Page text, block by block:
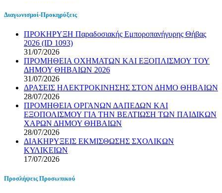
Διαγωνισμοί-Προκηρύξεις
ΠΡΟΚΗΡΥΞΗ Παραδοσιακής Εμποροπανήγυρης Θήβας
2026 (ID 1093)
31/07/2026
ΠΡΟΜΗΘΕΙΑ ΟΧΗΜΑΤΩΝ ΚΑΙ ΕΞΟΠΛΙΣΜΟΥ ΤΟΥ
ΔΗΜΟΥ ΘΗΒΑΙΩΝ 2026
31/07/2026
ΔΡΑΣΕΙΣ ΗΛΕΚΤΡΟΚΙΝΗΣΗΣ ΣΤΟΝ ΔΗΜΟ ΘΗΒΑΙΩΝ
28/07/2026
ΠΡΟΜΗΘΕΙΑ ΟΡΓΑΝΩΝ ΔΑΠΕΔΩΝ ΚΑΙ
ΕΞΟΠΟΛΙΣΜΟΥ ΓΙΑ ΤΗΝ ΒΕΛΤΙΩΣΗ ΤΩΝ ΠΑΙΔΙΚΩΝ
ΧΑΡΩΝ ΔΗΜΟΥ ΘΗΒΑΙΩΝ
28/07/2026
ΔΙΑΚΗΡΥΞΕΙΣ ΕΚΜΙΣΘΩΣΗΣ ΣΧΟΛΙΚΩΝ
ΚΥΛΙΚΕΙΩΝ
17/07/2026
Προσλήψεις Προσωπικού